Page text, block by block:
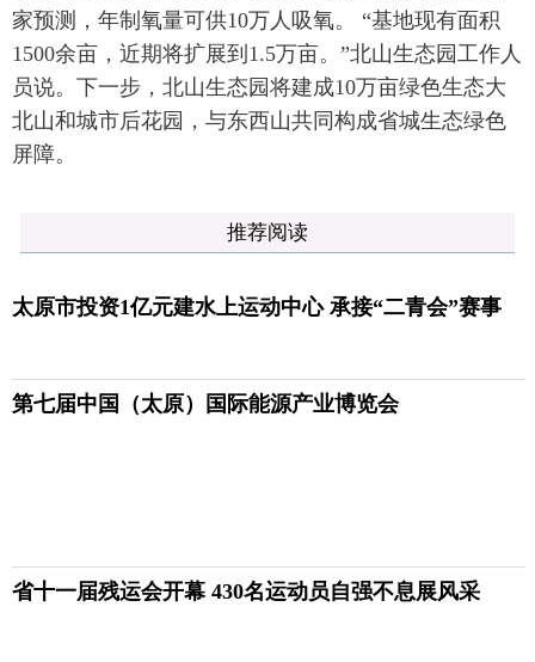
家预测，年制氧量可供10万人吸氧。 “基地现有面积
1500余亩，近期将扩展到1.5万亩。”北山生态园工作人
员说。下一步，北山生态园将建成10万亩绿色生态大
北山和城市后花园，与东西山共同构成省城生态绿色
屏障。
推荐阅读
太原市投资1亿元建水上运动中心 承接“二青会”赛事
第七届中国（太原）国际能源产业博览会
省十一届残运会开幕 430名运动员自强不息展风采